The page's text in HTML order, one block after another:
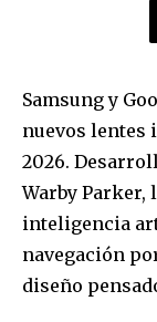
Samsung y
nuevos lentes
2026.
Warby
inteligencia
navegación
diseño